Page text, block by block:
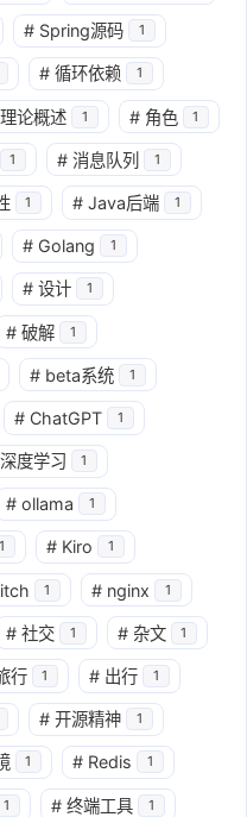
# Spring源码 1
# 循环依赖 1
理论概述 1 # 角色 1
1 # 消息队列 1
1 # Java后端 1
# Golang 1
# 设计 1
# 破解 1
# beta系统 1
# ChatGPT 1
深度学习 1
# ollama 1
1 # Kiro 1
1 # nginx 1
# 社交 1 # 杂文 1
行 1 # 出行 1
# 开源精神 1
1 # Redis 1
1 # 终端工具 1